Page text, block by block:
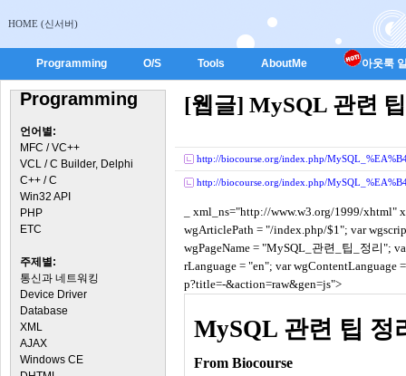
HOME (신서버)
Programming O/S Tools AboutMe 아웃룩
Programming
언어별:
MFC / VC++
VCL / C Builder, Delphi
C++ / C
Win32 API
PHP
ETC
주제별:
통신과 네트워킹
Device Driver
Database
XML
AJAX
Windows CE
[웹글] MySQL 관련
http://biocourse.org/index.php/
http://biocourse.org/index.php/
_ xml_ns="http://www.w3.org/1999/
wgArticlePath = "/index.php/$1"; var
wgPageName = "MySQL_관련_팁_정리";
rLanguage = "en"; var wgContentLanguage
p?title=-&action=raw&gen=js">
MySQL 관련 팁 정
From Biocourse